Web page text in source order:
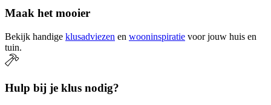
Maak het mooier
Bekijk handige klusadviezen en wooninspiratie voor jouw huis en
tuin.
Hulp bij je klus nodig?